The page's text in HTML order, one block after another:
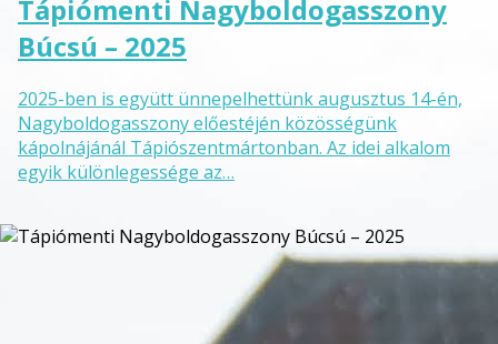
Tápiómenti Nagyboldogasszony
Búcsú – 2025
2025-ben is együtt ünnepelhettünk augusztus 14-én,
Nagyboldogasszony előestéjén közösségünk
kápolnájánál Tápiószentmártonban. Az idei alkalom
egyik különlegessége az…